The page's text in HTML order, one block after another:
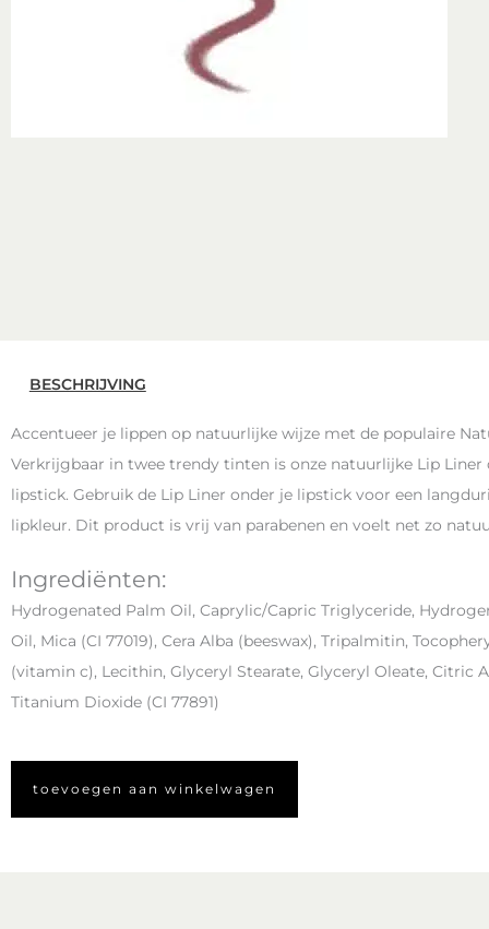
BESCHRIJVING
Accentueer je lippen op natuurlijke wijze met de populaire
Verkrijgbaar in twee trendy tinten is onze natuurlijke Lip
lipstick. Gebruik de Lip Liner onder je lipstick voor een
lipkleur. Dit product is vrij van parabenen en voelt net zo
Ingrediënten:
Hydrogenated Palm Oil, Caprylic/Capric Triglyceride,
Oil, Mica (CI 77019), Cera Alba (beeswax), Tripalmitin,
(vitamin c), Lecithin, Glyceryl Stearate, Glyceryl Oleate, Citric
Titanium Dioxide (CI 77891)
toevoegen aan winkelwagen